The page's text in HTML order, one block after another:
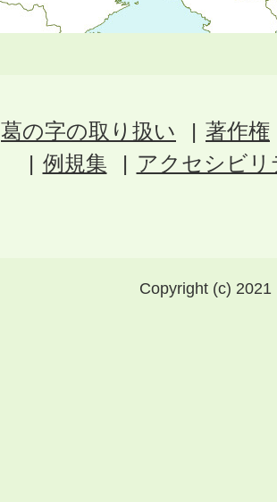
葛の字の取り扱い
著作権
例規集
アクセシビ
Copyright (c)